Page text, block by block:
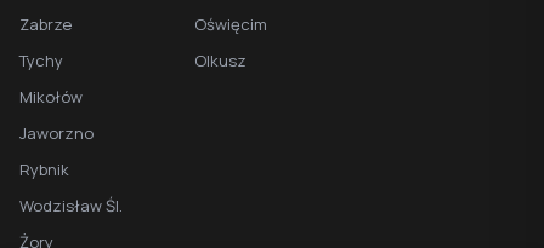
Zabrze
Tychy
Mikołów
Jaworzno
Rybnik
Wodzisław Śl.
Żory
Oświęcim
Olkusz